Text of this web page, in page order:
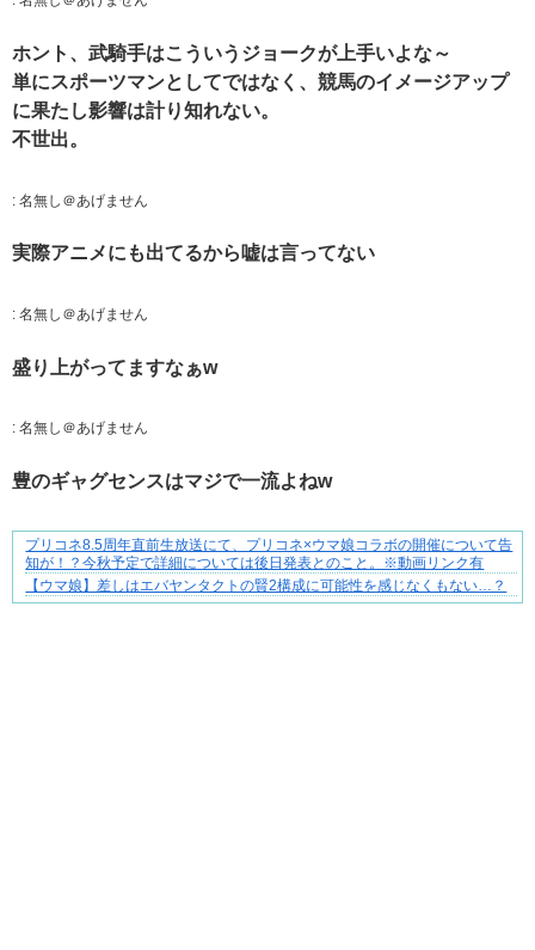
ホント、武騎手はこういうジョークが上手いよな～
単にスポーツマンとしてではなく、競馬のイメージアップ
に果たし影響は計り知れない。
不世出。
: 名無し＠あげません
実際アニメにも出てるから嘘は言ってない
: 名無し＠あげません
盛り上がってますなぁw
: 名無し＠あげません
豊のギャグセンスはマジで一流よねw
不器用な二人が辿り着いた、切なく温かい恋物語
プリコネ8.5周年直前生放送にて、プリコネ×ウマ娘コラボの開催について告
知が！？今秋予定で詳細については後日発表とのこと。※動画リンク有
【ウマ娘】差しはエバヤンタクトの賢2構成に可能性を感じなくもない…？